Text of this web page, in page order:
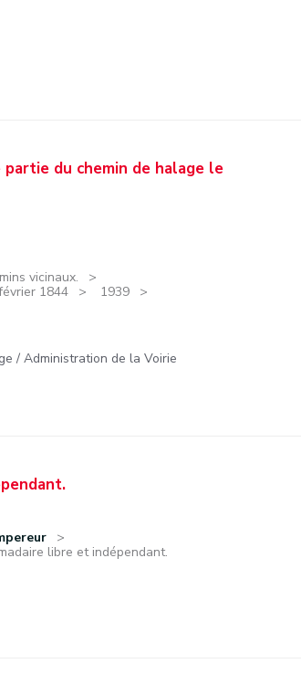
du chemin de halage le
vicinaux.
1844
1939
/ Administration de la Voirie
libre et indépendant.